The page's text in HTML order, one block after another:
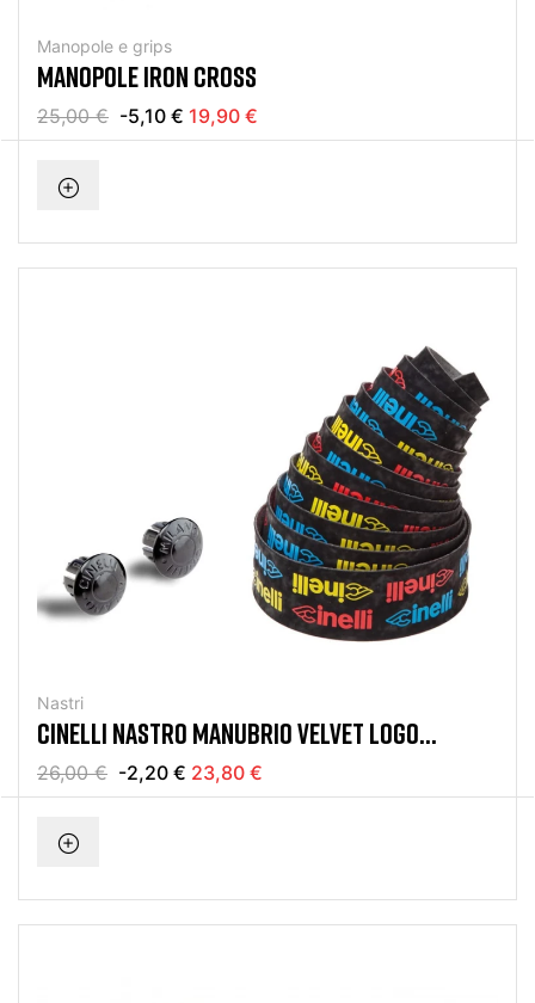
Manopole e grips
MANOPOLE IRON CROSS
25,00 € -5,10 € 19,90 €
Nastri
CINELLI NASTRO MANUBRIO VELVET LOGO
MULTICOLOR
26,00 € -2,20 € 23,80 €